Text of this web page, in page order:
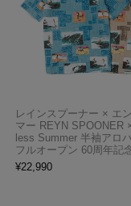
レインスプーナー × エ
マー REYN SPOONER
less Summer 半袖アロ
フルオープン 60周年記
¥22,990